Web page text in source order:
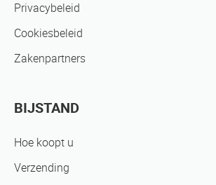
Privacybeleid
Cookiesbeleid
Zakenpartners
BIJSTAND
Hoe koopt u
Verzending